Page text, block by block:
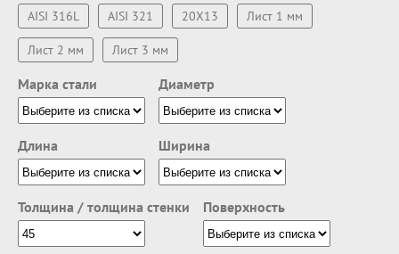
AISI 316L AISI 321 20Х13 Лист 1 мм
Лист 2 мм Лист 3 мм
Марка стали Диаметр
Длина Ширина
Толщина / толщина стенки Поверхность